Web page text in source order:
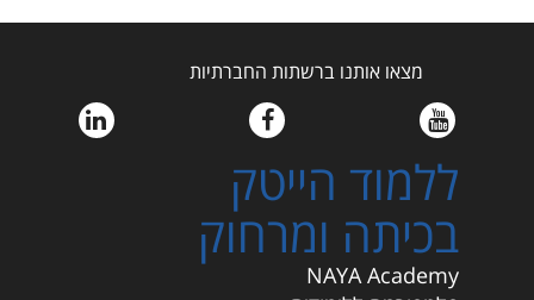
מצאו אותנו ברשתות החברתיות
ללמוד הייטק
בכיתה ומרחוק
NAYA Academy